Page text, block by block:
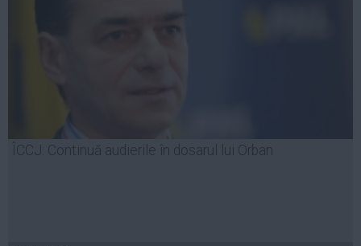
ÎCCJ: Continuă audierile în dosarul lui Orban